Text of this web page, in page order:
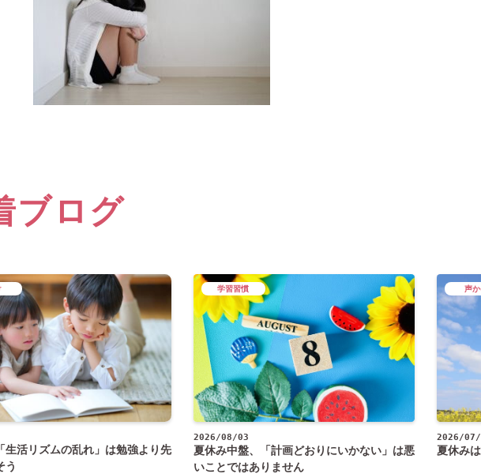
ブログ
生活リズムの乱れ」は勉強より先
う
2026/08/03
夏休み中盤、「計画どおりにいかない」は悪
いことではありません
学習習慣
2026/
夏休み
声